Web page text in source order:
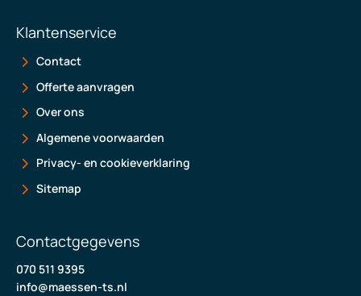
Klantenservice
Contact
Offerte aanvragen
Over ons
Algemene voorwaarden
Privacy- en cookieverklaring
Sitemap
Contactgegevens
070 511 9395
info@maessen-ts.nl